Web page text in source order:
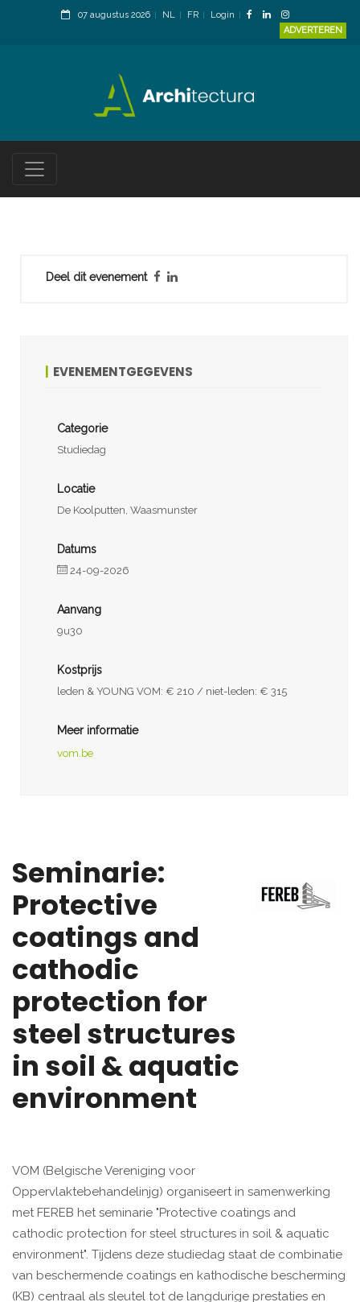
07 augustus 2026 NL FR
Login
ADVERTEREN
Deel dit evenement
EVENEMENTGEGEVENS
Categorie
Studiedag
Locatie
De Koolputten, Waasmunster
Datums
24-09-2026
Aanvang
9u30
Kostprijs
leden & YOUNG VOM: € 210 / niet-leden: € 315
Meer informatie
vom.be
Seminarie:
Protective
coatings and
cathodic
protection for
steel structures
in soil & aquatic
environment
VOM (Belgische Vereniging voor
Oppervlaktebehandelinjg) organiseert in samenwerking
met FEREB het seminarie "Protective coatings and
cathodic protection for steel structures in soil & aquatic
environment". Tijdens deze studiedag staat de combinatie
van beschermende coatings en kathodische bescherming
(KB) centraal als sleutel tot de langdurige prestaties en